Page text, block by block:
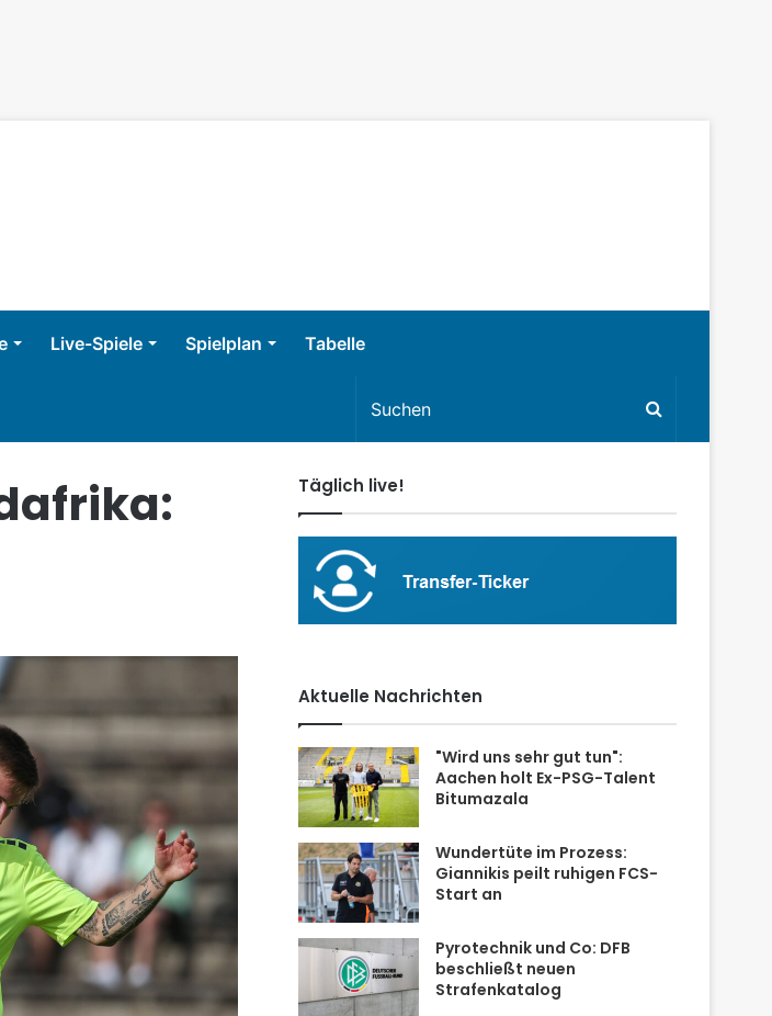
Live-Spiele Spielplan Tabelle
Täglich live!
Aktuelle Nachrichten
"Wird uns sehr gut tun":
Aachen holt Ex-PSG-Talent
Bitumazala
Wundertüte im Prozess:
Giannikis peilt ruhigen FCS-
Start an
Pyrotechnik und Co: DFB
beschließt neuen
Strafenkatalog